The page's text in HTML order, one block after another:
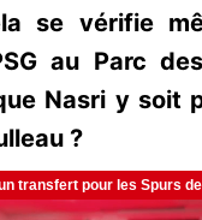
se vérifie
au Parc
Nasri y soit
?